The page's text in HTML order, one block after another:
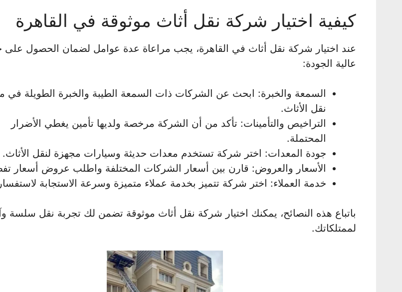
كيفية اختيار شركة نقل أثاث موثوقة في القاهرة
عند اختيار شركة نقل أثاث في القاهرة، يجب مراعاة عدة عوامل لضمان الحصول على
عالية الجودة:
السمعة والخبرة: ابحث عن الشركات ذات السمعة الطيبة والخبرة الطويلة في
نقل الأثاث.
التراخيص والتأمينات: تأكد من أن الشركة مرخصة ولديها تأمين يغطي الأضرار
المحتملة.
جودة المعدات: اختر شركة تستخدم معدات حديثة وسيارات مجهزة لنقل الأثاث.
الأسعار والعروض: قارن بين أسعار الشركات المختلفة واطلب عروض أسعار
خدمة العملاء: اختر شركة تتميز بخدمة عملاء متميزة وسرعة الاستجابة
باتباع هذه النصائح، يمكنك اختيار شركة نقل أثاث موثوقة تضمن لك تجربة نقل سلسة
لممتلكاتك.